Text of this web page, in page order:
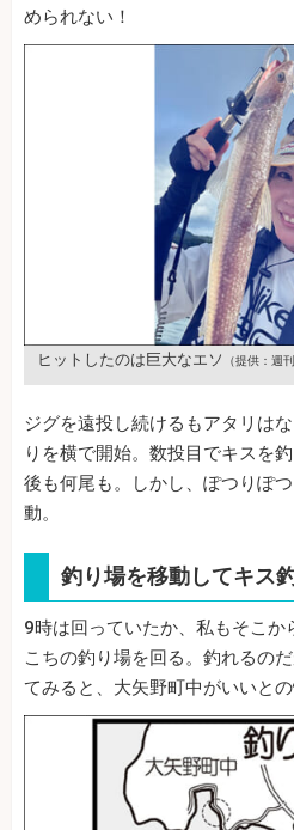
められない！
ヒットしたのは巨大なエソ （提供：週
ジグを遠投し続けるもアタリは
りを横で開始。数投目でキスを
後も何尾も。しかし、ぽつりぽ
動。
釣り場を移動してキス
9時は回っていたか、私もそこか
こちの釣り場を回る。釣れるの
てみると、大矢野町中がいいとの